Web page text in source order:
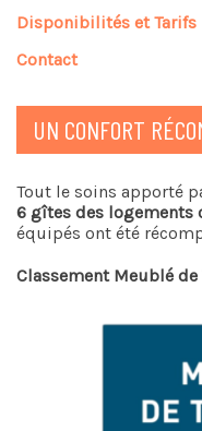
Disponibilités et Tarifs
Contact
UN CONFORT
Tout le soins apporté
6 gîtes des logements
équipés ont été
Classement Meublé